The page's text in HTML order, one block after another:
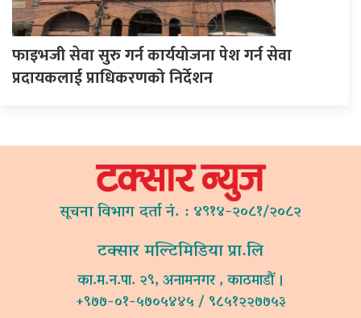
फाइभजी सेवा सुरु गर्न कार्ययोजना पेश गर्न सेवा
प्रदायकलाई प्राधिकरणको निर्देशन
सूचना विभाग दर्ता नं. : ४९१४-२०८१/२०८२
टक्सार मल्टिमिडिया प्रा.लि
का.म.न.पा. २९, अनामनगर , काठमाडौं ।
+९७७-०१-५७०५४४५ / ९८५१२२७७५३